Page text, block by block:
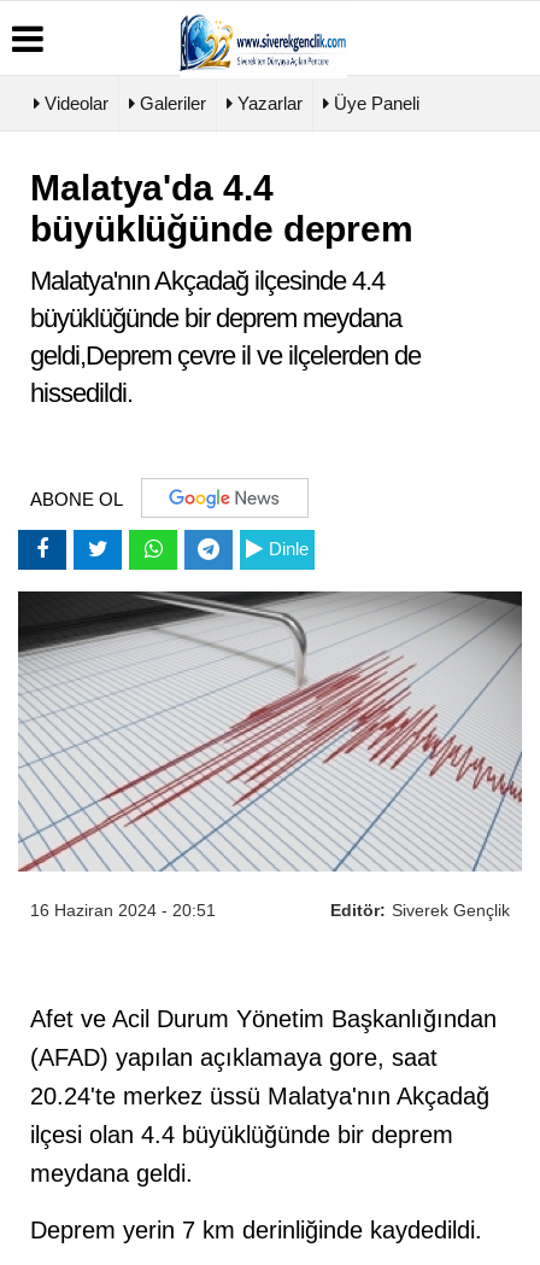
Üye
Paneli
Haber
Günün
Haberleri
Biyografiler
Yazarları
Video
Foto
Galeri
Videolar Galeriler Yazarlar Üye Paneli
Malatya'da 4.4
büyüklüğünde deprem
Malatya'nın Akçadağ ilçesinde 4.4
büyüklüğünde bir deprem meydana
geldi,Deprem çevre il ve ilçelerden de
hissedildi.
ABONE OL
Dinle
Editör: Siverek Gençlik
16 Haziran 2024 - 20:51
Afet ve Acil Durum Yönetim Başkanlığından
(AFAD) yapılan açıklamaya gore, saat
20.24'te merkez üssü Malatya'nın Akçadağ
ilçesi olan 4.4 büyüklüğünde bir deprem
meydana geldi.
Deprem yerin 7 km derinliğinde kaydedildi.